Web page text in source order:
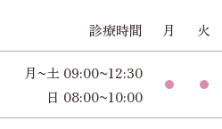
診療時間 月 火
月~土 09:00~12:30
日 08:00~10:00